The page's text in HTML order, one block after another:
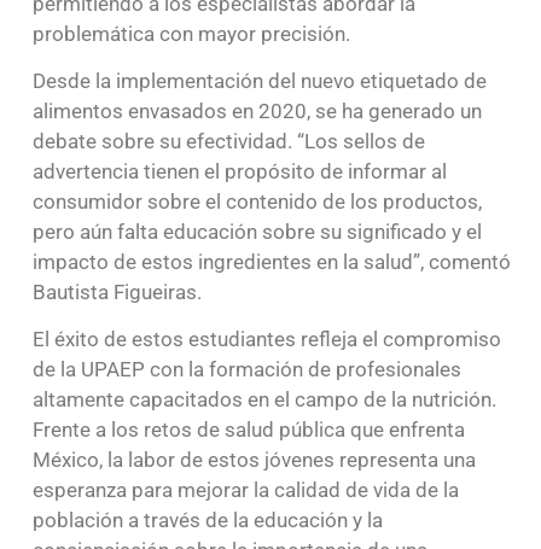
problemática con mayor precisión.
Desde la implementación del nuevo etiquetado de
alimentos envasados en 2020, se ha generado un
debate sobre su efectividad. “Los sellos de
advertencia tienen el propósito de informar al
consumidor sobre el contenido de los productos,
pero aún falta educación sobre su significado y el
impacto de estos ingredientes en la salud”, comentó
Bautista Figueiras.
El éxito de estos estudiantes refleja el compromiso
de la UPAEP con la formación de profesionales
altamente capacitados en el campo de la nutrición.
Frente a los retos de salud pública que enfrenta
México, la labor de estos jóvenes representa una
esperanza para mejorar la calidad de vida de la
población a través de la educación y la